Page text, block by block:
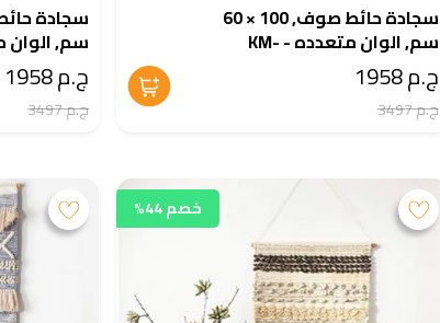
سجادة حائط صوف, 100 × 60
سم, الوان متعدده - KM-
EG175-387
ج.م 1958
ج.م 3497
EG175-384
ج.م 1958
ج.م 3497
خصم 44%